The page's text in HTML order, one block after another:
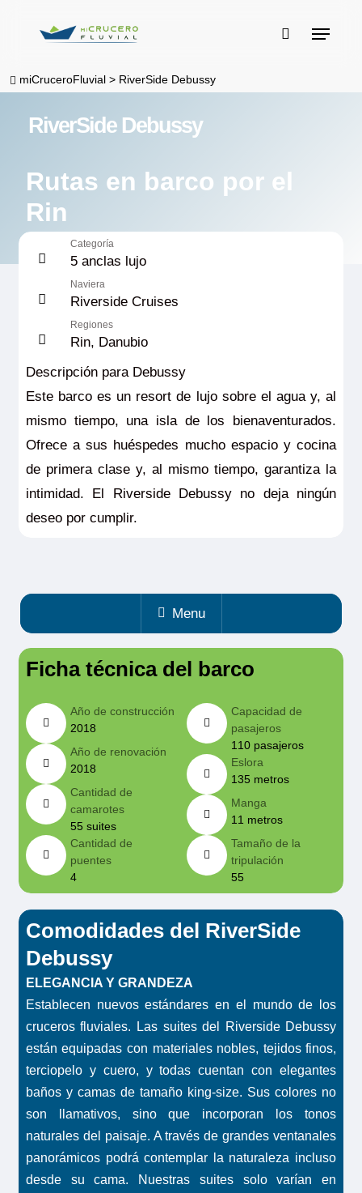
content
buscar
Menu
miCruceroFluvial > RiverSide Debussy
RiverSide Debussy
Rutas en barco por el
Rin
Categoría
5 anclas lujo
Naviera
Riverside Cruises
Regiones
Rin, Danubio
Descripción para Debussy
Este barco es un resort de lujo sobre el agua y, al
mismo tiempo, una isla de los bienaventurados.
Ofrece a sus huéspedes mucho espacio y cocina
de primera clase y, al mismo tiempo, garantiza la
intimidad. El Riverside Debussy no deja ningún
deseo por cumplir.
Menu
Ficha técnica del barco
Año de construcción
2018
Año de renovación
2018
Cantidad de
camarotes
55 suites
Cantidad de
puentes
4
Capacidad de
pasajeros
110 pasajeros
Eslora
135 metros
Manga
11 metros
Tamaño de la
tripulación
55
Comodidades del RiverSide
Debussy
ELEGANCIA Y GRANDEZA
Establecen nuevos estándares en el mundo de los
cruceros fluviales. Las suites del Riverside Debussy
están equipadas con materiales nobles, tejidos finos,
terciopelo y cuero, y todas cuentan con elegantes
baños y camas de tamaño king-size. Sus colores no
son llamativos, sino que incorporan los tonos
naturales del paisaje. A través de grandes ventanales
panorámicos podrá contemplar la naturaleza incluso
desde su cama. Nuestras suites solo varían en